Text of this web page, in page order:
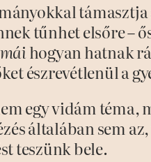
tűnhet elsőre –
hogyan hatnak
észrevétlenül a
egy vidám
általában sem
teszünk bele.